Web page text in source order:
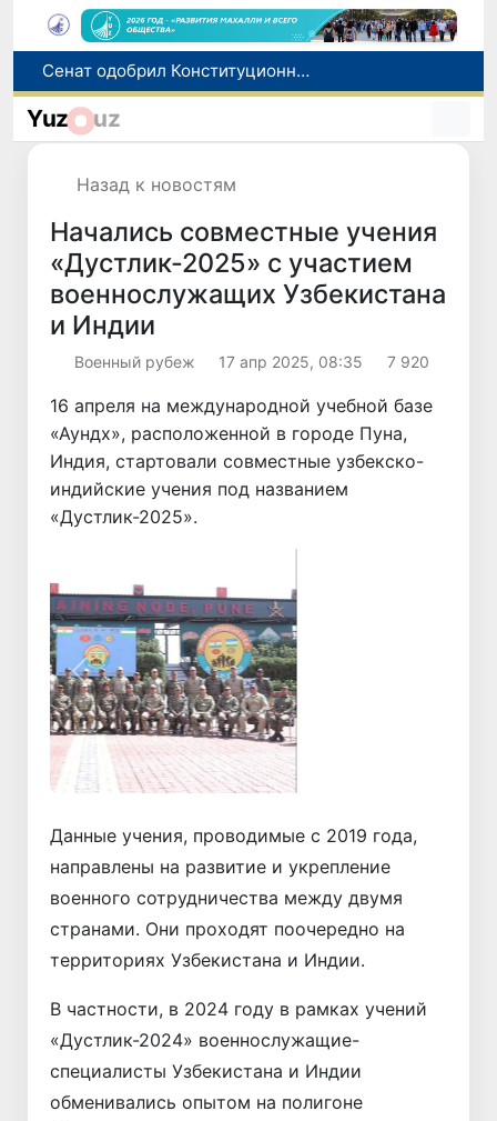
В Ташкенте задержали подозреваемых в распространении крупной партии наркотиков
В Узбекистане упростят назначение пенсий по инвалидности
Yuz uz
Назад к новостям
Начались совместные учения
«Дустлик-2025» с участием
военнослужащих Узбекистана
и Индии
Военный рубеж 17 апр 2025, 08:35 7 920
16 апреля на международной учебной базе
«Аундх», расположенной в городе Пуна,
Индия, стартовали совместные узбекско-
индийские учения под названием
«Дустлик-2025».
Назад
Данные учения, проводимые с 2019 года,
направлены на развитие и укрепление
военного сотрудничества между двумя
странами. Они проходят поочередно на
территориях Узбекистана и Индии.
В частности, в 2024 году в рамках учений
«Дустлик-2024» военнослужащие-
специалисты Узбекистана и Индии
обменивались опытом на полигоне